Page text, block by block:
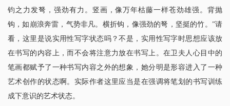
钧之力发弩，强劲有力。竖画，像万年枯藤一样苍劲雄强。背抛
钩，如崩浪奔雷，气势非凡。横折钩，像强劲的弩，坚挺的竹。”请
看，这里是说实用性写字状态吗？不是，实用性写字时思想应该放
在书写的内容上，而不会将注意力放在书写上。在卫夫人心目中的
笔画都赋予了一种书写内容之外的想象，她分明是形容进入了一种
艺术创作的状态啊。实际作者这里应当是在强调将笔划的书写训练
成下意识的艺术状态。